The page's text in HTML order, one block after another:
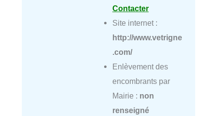
Contacter
Site internet :
http://www.vetrigne
.com/
Enlèvement des
encombrants par
Mairie : non
renseigné